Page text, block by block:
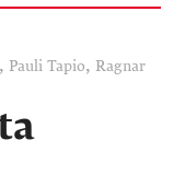
, Pauli Tapio, Ragnar